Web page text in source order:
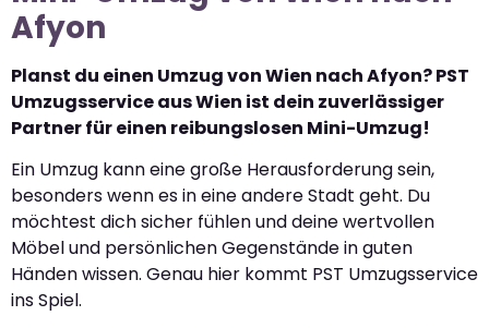
Afyon
Planst du einen Umzug von Wien nach Afyon? PST
Umzugsservice aus Wien ist dein zuverlässiger
Partner für einen reibungslosen Mini-Umzug!
Ein Umzug kann eine große Herausforderung sein,
besonders wenn es in eine andere Stadt geht. Du
möchtest dich sicher fühlen und deine wertvollen
Möbel und persönlichen Gegenstände in guten
Händen wissen. Genau hier kommt PST Umzugsservice
ins Spiel.